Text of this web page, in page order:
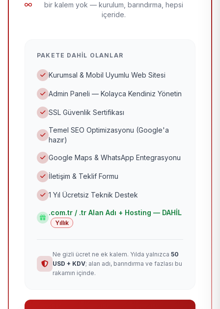
bir kalem yok — kurulum, barındırma, hepsi
içeride.
PAKETE DAHIL OLANLAR
Kurumsal & Mobil Uyumlu Web Sitesi
Admin Paneli — Kolayca Kendiniz Yönetin
SSL Güvenlik Sertifikası
Temel SEO Optimizasyonu (Google'a
hazır)
Google Maps & WhatsApp Entegrasyonu
İletişim & Teklif Formu
1 Yıl Ücretsiz Teknik Destek
.com.tr / .tr Alan Adı + Hosting — DAHİL
Yıllık
Ne gizli ücret ne ek kalem. Yılda yalnızca 50
USD + KDV; alan adı, barındırma ve fazlası bu
rakamın içinde.